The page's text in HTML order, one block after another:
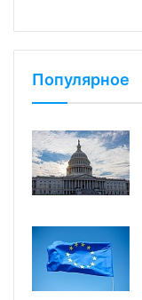
Популярное